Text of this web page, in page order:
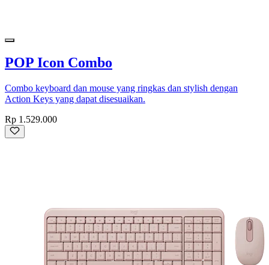
POP Icon Combo
Combo keyboard dan mouse yang ringkas dan stylish dengan
Action Keys yang dapat disesuaikan.
Rp 1.529.000